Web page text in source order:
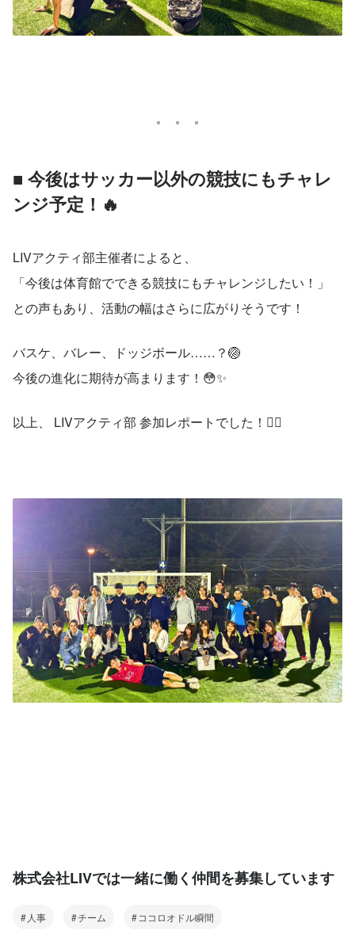
■ 今後はサッカー以外の競技にもチャレ
ンジ予定！🔥
LIVアクティ部主催者によると、
「今後は体育館でできる競技にもチャレンジしたい！」
との声もあり、活動の幅はさらに広がりそうです！
バスケ、バレー、ドッジボール……？🏐
今後の進化に期待が高まります！😳✨
以上、 LIVアクティ部 参加レポートでした！🕵️‍♂️
株式会社LIVでは一緒に働く仲間を募集しています
人事 チーム ココロオドル瞬間